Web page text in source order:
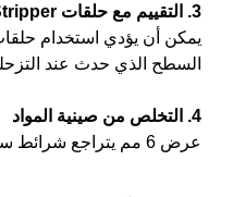
3. التقييم مع حلقات PU Stripper
يمكن أن يؤدي استخدام
السطح الذي حدث عند
4. التخلص من صينية المواد
عرض 6 مم يتراجع شرائط سبائك نيكل مع صينية المواد.